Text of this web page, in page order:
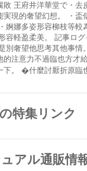
敗 王府井洋華堂で・去
実現的奢望幻想。 ・盃
婀娜多姿形容柳枝等較
容軽盈柔美。 記事ロ
別奢望他思考其他事情
的注意力不過臨也方才
下。 �什麼討厭折原臨
特集リンク
アル通販情